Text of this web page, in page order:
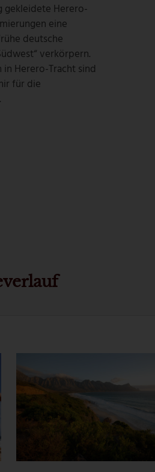
gekleidete Herero-
eine
deutsche
verkörpern.
Herero-Tracht sind
für die